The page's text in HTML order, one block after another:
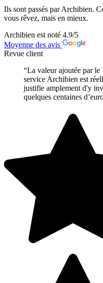
Ils sont passés par Archibien.
vous rêvez, mais en mieux.
Archibien est noté 4.9/5
Moyenne des avis
Revue client
“La valeur ajoutée par le
service Archibien est
justifie amplement d'y
quelques centaines